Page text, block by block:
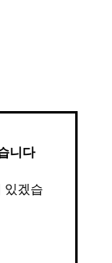
니다
있겠습